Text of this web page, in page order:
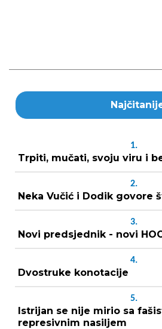
1.
Trpiti, mučati, svoju viru i
2.
Neka Vučić i Dodik govore
3.
Novi predsjednik - novi
4.
Dvostruke konotacije
5.
Istrijan se nije mirio sa
represivnim nasiljem